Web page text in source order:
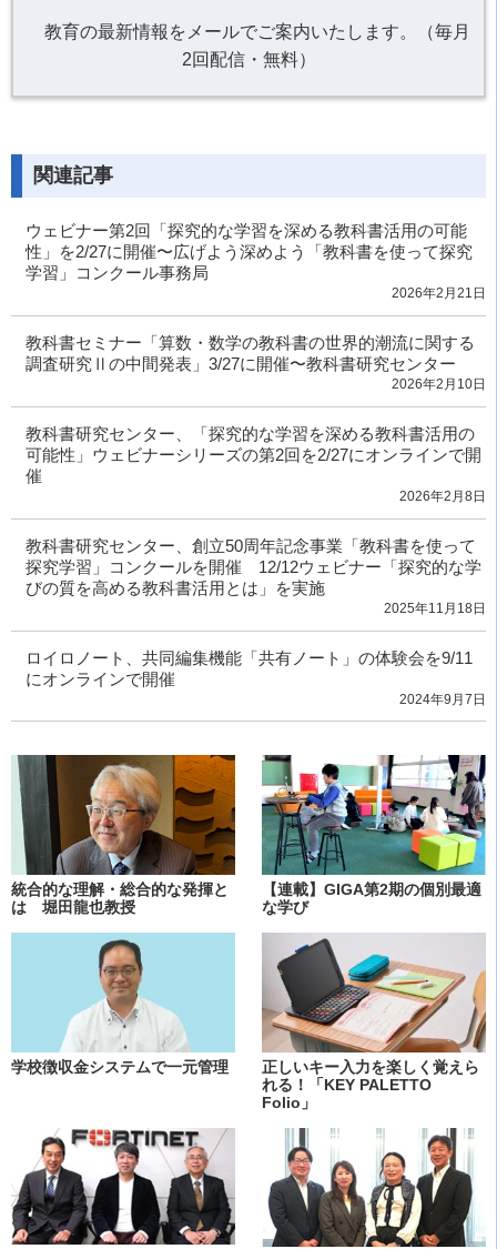
教育の最新情報をメールでご案内いたします。（毎月
2回配信・無料）
関連記事
ウェビナー第2回「探究的な学習を深める教科書活用の可能
性」を2/27に開催〜広げよう深めよう「教科書を使って探究
学習」コンクール事務局
2026年2月21日
教科書セミナー「算数・数学の教科書の世界的潮流に関する
調査研究Ⅱの中間発表」3/27に開催〜教科書研究センター
2026年2月10日
教科書研究センター、「探究的な学習を深める教科書活用の
可能性」ウェビナーシリーズの第2回を2/27にオンラインで開
催
2026年2月8日
教科書研究センター、創立50周年記念事業「教科書を使って
探究学習」コンクールを開催 12/12ウェビナー「探究的な学
びの質を高める教科書活用とは」を実施
2025年11月18日
ロイロノート、共同編集機能「共有ノート」の体験会を9/11
にオンラインで開催
2024年9月7日
統合的な理解・総合的な発揮と
は 堀田龍也教授
【連載】GIGA第2期の個別最適
な学び
学校徴収金システムで一元管理
正しいキー入力を楽しく覚えら
れる！「KEY PALETTO
Folio」